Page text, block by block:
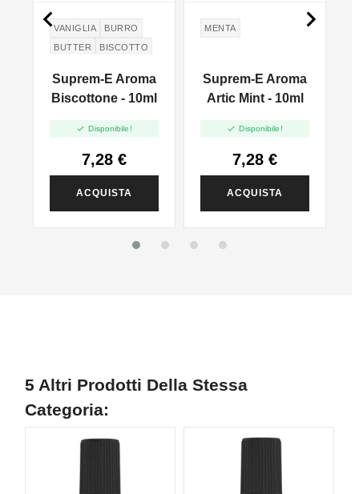
VANIGLIA
BURRO
BUTTER
BISCOTTO
Suprem-E Aroma
Biscottone - 10ml
 Disponibile!
7,28 €
ACQUISTA
MENTA
Suprem-E Aroma
Artic Mint - 10ml
 Disponibile!
7,28 €
ACQUISTA
 
5 Altri Prodotti Della Stessa
Categoria: